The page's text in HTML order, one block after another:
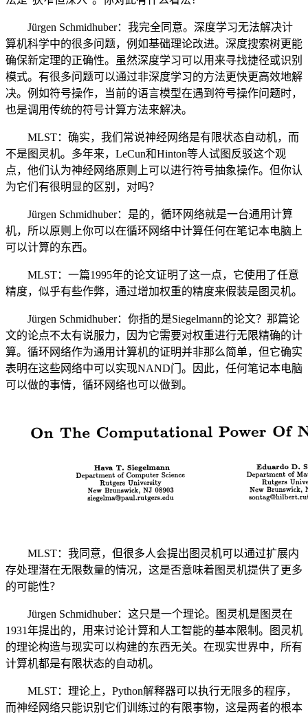
Jürgen Schmidhuber：我完全同意。深度学习无法解决计
算机科学中的很多问题，例如基础理论改进。深度搜索树更能
确保新定理的正确性。虽然深度学习可以用来寻找捷径或识别
模式。有很多问题可以通过非深度学习的方法更快更高效地解
决。例如符号操作，当前的语言模型在遇到符号操作问题时，
也是调用传统的符号计算方法来解决。
MLST：确实，我们常说神经网络是有限状态自动机，而
不是图灵机。多年来，LeCun和Hinton等人试图反驳这个观
点，他们认为神经网络原则上可以进行符号抽象操作。但你认
为它们有很明显的区别，对吗？
Jürgen Schmidhuber：是的，循环网络就是一台通用计算
机，所以原则上你可以在循环网络中计算任何在笔记本电脑上
可以计算的东西。
MLST：一篇1995年的论文证明了这一点，它使用了任意
精度，似乎有些作弊，通过增加权重的精度来假装是图灵机。
Jürgen Schmidhuber：你指的是Siegelmann的论文？那篇论
文的论点不太有说服力，因为它需要对权重进行无限精确的计
算。循环网络作为通用计算机的证明并非那么简单，但它确实
表明在这些网络中可以实现NAND门。因此，任何笔记本电脑
可以做的事情，循环网络也可以做到。
MLST：我同意，但很多人会提出图灵机可以通过扩展内
存处理潜在无限数量的情况，这是否意味着图灵机提供了更多
的可能性？
Jürgen Schmidhuber：这只是一个理论。图灵机是图灵在
1931年提出的，用来讨论计算和人工智能的基本限制。图灵机
的理论构造与现实可以构建的东西无关。在现实世界中，所有
计算机都是有限状态的自动机。
MLST：理论上，Python解释器可以执行无限多的程序，
而神经网络只能识别它们训练过的有限事物，这是两者的根本